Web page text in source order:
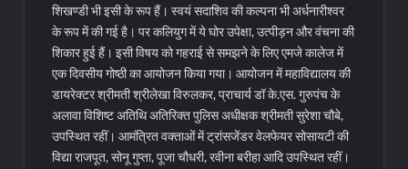
शिखण्डी भी इसी के रूप हैं। स्वयं सदाशिव की कल्पना भी अर्धनारीश्वर
के रूप में की गई है।पर कलियुग में ये घोर उपेक्षा, उत्पीड़न और वंचना की
शिकार हुई हैं। इसी विषय को गहराई से समझने के लिए एमजे कालेज में
एक दिवसीय गोष्ठी का आयोजन किया गया। आयोजन में महाविद्यालय की
डायरेक्टर श्रीमती श्रीलेखा विरुलकर, प्राचार्य डॉ के.एस. गुरुपंच के
अलावा विशिष्ट अतिथि अतिरिक्त पुलिस अधीक्षक श्रीमती सुरेशा चौबे,
उपस्थित रहीं। आमंत्रित वक्ताओं में ट्रांसजेंडर वेलफेयर सोसायटी की
विद्या राजपूत, सोनू गुप्ता, पूजा चौधरी, रवीना बरीहा आदि उपस्थित रहीं।